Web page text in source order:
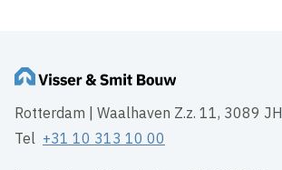
Rotterdam | Waalhaven Z.z. 11, 3089 JH
Tel +31 10 313 10 00